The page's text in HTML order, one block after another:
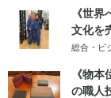
《世
文化を
総合・ビ
《物
の職人